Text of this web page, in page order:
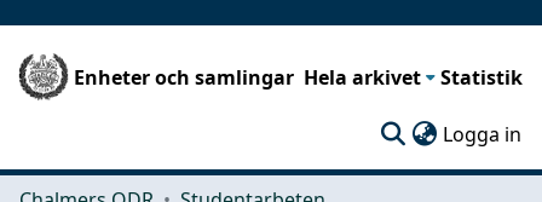
Enheter och samlingar Hela arkivet Statistik
Logga in